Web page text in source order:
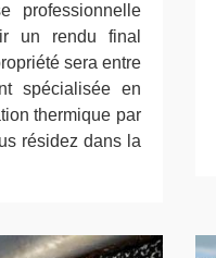
professionnelle
un rendu final
sera entre
spécialisée en
thermique par
résidez dans la